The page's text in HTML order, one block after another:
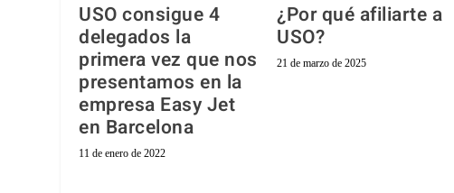
USO consigue 4
delegados la
primera vez que nos
presentamos en la
empresa Easy Jet
en Barcelona
11 de enero de 2022
¿Por qué afiliarte a
USO?
21 de marzo de 2025